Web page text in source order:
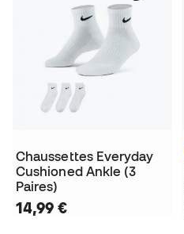
Chaussettes Everyday
Cushioned Ankle (3
Paires)
14,99 €